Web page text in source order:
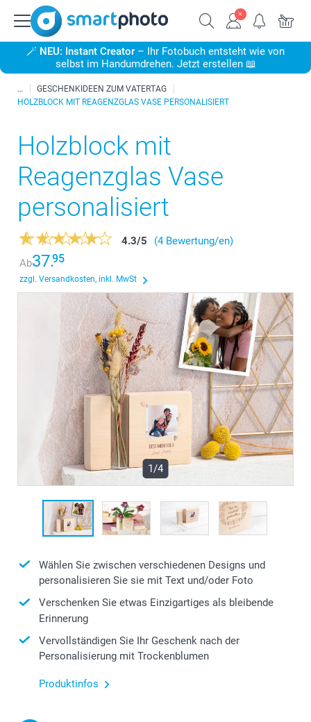
🪄 NEU: Instant Creator – Ihr Fotobuch entsteht wie von
selbst im Handumdrehen. Jetzt erstellen 📖
GESCHENKIDEEN ZUM VATERTAG
HOLZBLOCK MIT REAGENZGLAS VASE PERSONALISIERT
Holzblock mit
Reagenzglas Vase
personalisiert
4.3/5
(4 Bewertung/en)
Ab37.95
zzgl. Versandkosten, inkl. MwSt
1/4
Wählen Sie zwischen verschiedenen Designs und
personalisieren Sie sie mit Text und/oder Foto
Verschenken Sie etwas Einzigartiges als bleibende
Erinnerung
Vervollständigen Sie Ihr Geschenk nach der
Personalisierung mit Trockenblumen
Produktinfos